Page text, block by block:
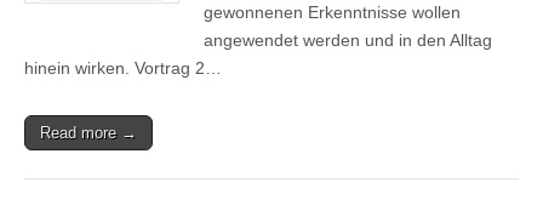
gewonnenen Erkenntnisse wollen
angewendet werden und in den Alltag
hinein wirken. Vortrag 2…
Read more →